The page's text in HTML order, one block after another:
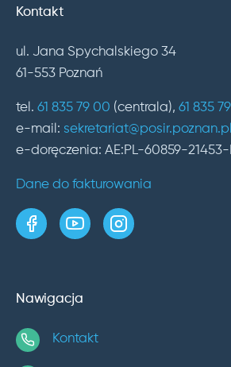
Kontakt
ul. Jana Spychalskiego 34
61-553 Poznań
tel. 61 835 79 00 (centrala), 61 835
e-mail: sekretariat@posir.poznan.pl
e-doręczenia: AE:PL-60859-21453-
Dane do fakturowania
strona w serwisie
kanał w serwisie
profil w
Nawigacja
Kontakt